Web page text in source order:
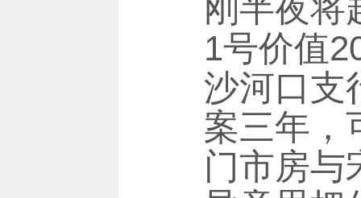
刚半夜将
1号价值
沙河口支
案三年，
门市房与